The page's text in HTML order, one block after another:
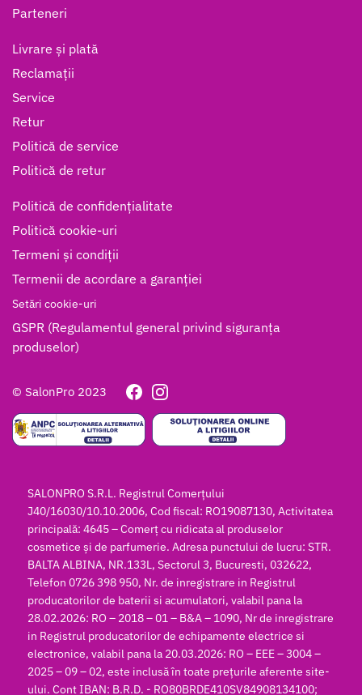
Parteneri
Livrare și plată
Reclamații
Service
Retur
Politică de service
Politică de retur
Politică de confidențialitate
Politică cookie-uri
Termeni și condiții
Termenii de acordare a garanției
Setări cookie-uri
GSPR (Regulamentul general privind siguranța
produselor)
© SalonPro 2023
SALONPRO S.R.L. Registrul Comerțului
J40/16030/10.10.2006, Cod fiscal: RO19087130, Activitatea
principală: 4645 – Comerț cu ridicata al produselor
cosmetice și de parfumerie. Adresa punctului de lucru: STR.
BALTA ALBINA, NR.133L, Sectorul 3, Bucuresti, 032622,
Telefon 0726 398 950, Nr. de inregistrare in Registrul
producatorilor de baterii si acumulatori, valabil pana la
28.02.2026: RO – 2018 – 01 – B&A – 1090, Nr de inregistrare
in Registrul producatorilor de echipamente electrice si
electronice, valabil pana la 20.03.2026: RO – EEE – 3004 –
2025 – 09 – 02, este inclusă în toate prețurile aferente site-
ului. Cont IBAN: B.R.D. - RO80BRDE410SV84908134100;